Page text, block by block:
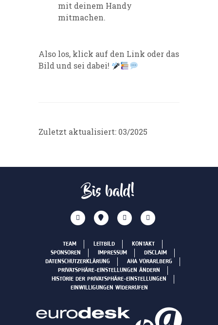
mit deinem Handy
mitmachen.
Also los, klick auf den Link oder das
Bild und sei dabei!
Zuletzt aktualisiert: 03/2025
Bis bald!
TEAM LEITBILD
KONTAKT
SPONSOREN
IMPRESSUM
DISCLAIM
DATENSCHUTZERKLÄRUNG
AHA VORARLBERG
PRIVATSPHÄRE-EINSTELLUNGEN ÄNDERN
HISTORIE DER PRIVATSPHÄRE-EINSTELLUNGEN
EINWILLIGUNGEN WIDERRUFEN